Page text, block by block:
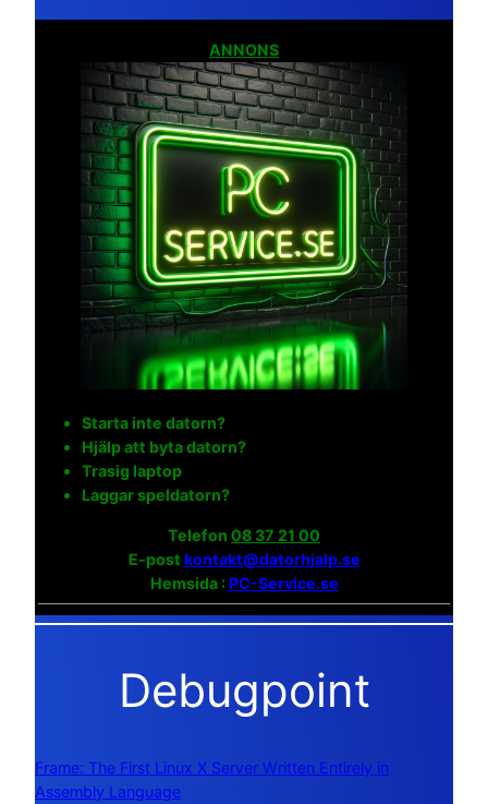
ANNONS
Starta inte datorn?
Hjälp att byta datorn?
Trasig laptop
Laggar speldatorn?
Telefon 08 37 21 00
E-post kontakt@datorhjalp.se
Hemsida :PC-Service.se
Debugpoint
Frame: The First Linux X Server Written Entirely in
Assembly Language